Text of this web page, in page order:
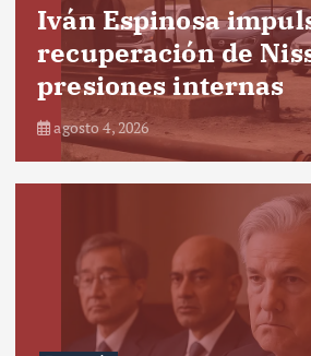
Iván Espinosa
recuperación de
presiones internas
agosto 4, 2026